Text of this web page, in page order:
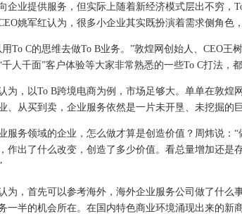
企业提供服务，但实际上随着新经济模式层出不穷，
姚军红认为，很多小企业其实既扮演着需求侧角色
用To C的思维去做To B业务。”敦煌网创始人、CEO王
千人千面”客户体验等大家非常熟悉的一些To C打法，
为，以To B跨境电商为例，市场足够大。单单在敦煌
、从买到卖，企业服务依然是一片未开垦、未挖掘的巨
服务领域的企业，怎么做才算是创造价值？周炜说：
作出了什么改变，创造了多少价值。看总量增加还是
为，首先可以参考海外，海外企业服务公司做了什么
一半的机会所在。在国内特色商业环境涌现出来的新